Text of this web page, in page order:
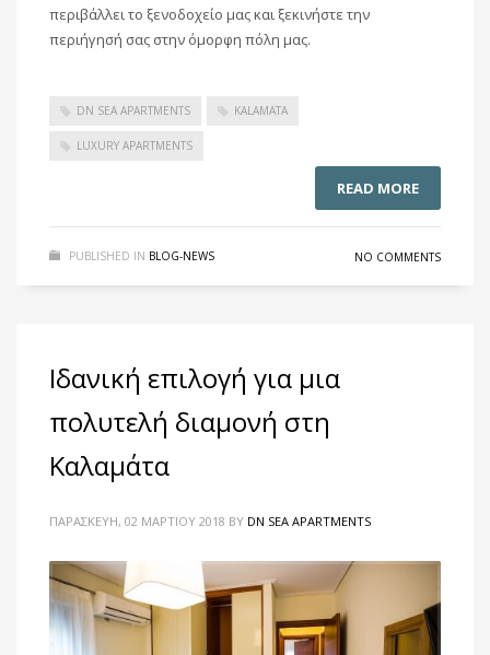
περιβάλλει το ξενοδοχείο μας και ξεκινήστε την
περιήγησή σας στην όμορφη πόλη μας.
DN SEA APARTMENTS KALAMATA
LUXURY APARTMENTS
READ MORE
PUBLISHED IN BLOG-NEWS NO COMMENTS
Ιδανική επιλογή για μια
πολυτελή διαμονή στη
Καλαμάτα
ΠΑΡΑΣΚΕΥΉ, 02 ΜΑΡΤΊΟΥ 2018 BY DN SEA APARTMENTS